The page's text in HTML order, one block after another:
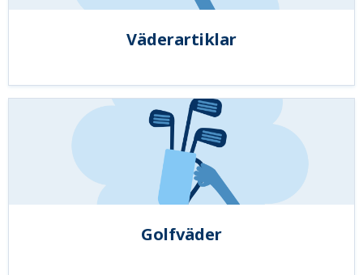
Väderartiklar
Golfväder